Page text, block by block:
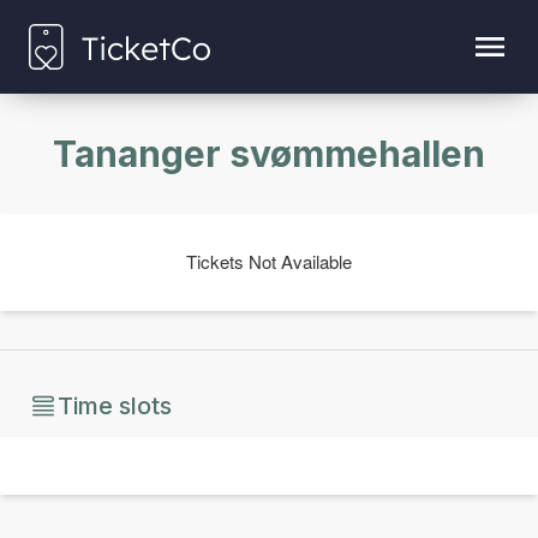
Tananger svømmehallen
Tickets Not Available
Time slots